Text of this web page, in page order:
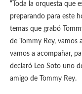
“Toda la orquesta que
preparando para este
temas que grabó
de Tommy Rey, vamos
vamos a acompañar,
declaró Leo Soto uno
amigo de Tommy Rey.